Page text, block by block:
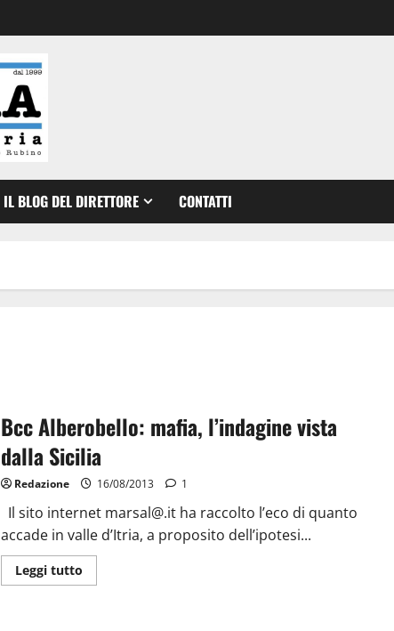
IL BLOG DEL DIRETTORE CONTATTI
Bcc Alberobello: mafia, l’indagine vista
dalla Sicilia
Redazione 16/08/2013 1
Il sito internet marsal@.it ha raccolto l’eco di quanto
accade in valle d’Itria, a proposito dell’ipotesi...
Leggi tutto